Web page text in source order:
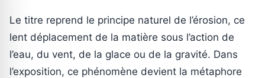
Le titre reprend le principe naturel de l’érosion, ce
lent déplacement de la matière sous l’action de
l’eau, du vent, de la glace ou de la gravité. Dans
l’exposition, ce phénomène devient la métaphore